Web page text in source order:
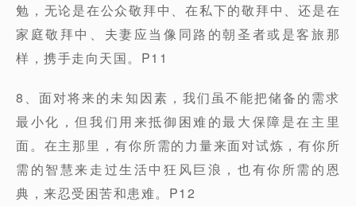
勉，无论是在公众敬拜中、在私下的敬拜中、还是在
家庭敬拜中、夫妻应当像同路的朝圣者或是客旅那
样，携手走向天国。P11
8、面对将来的未知因素，我们虽不能把储备的需求
最小化，但我们用来抵御困难的最大保障是在主里
面。在主那里，有你所需的力量来面对试炼，有你所
需的智慧来走过生活中狂风巨浪，也有你所需的恩
典，来忍受困苦和患难。P12